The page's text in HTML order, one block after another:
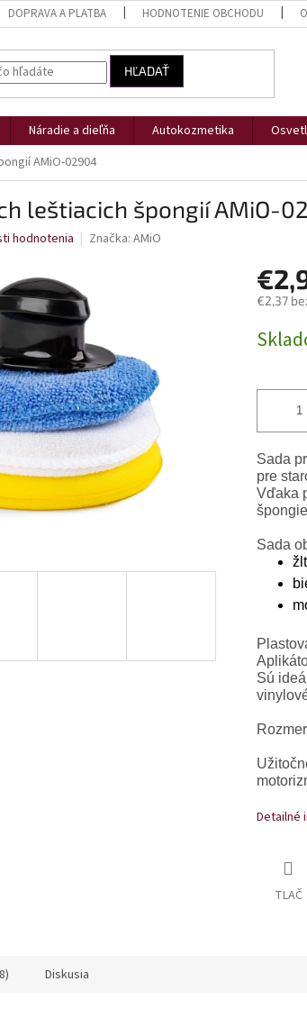
DOPRAVA A PLATBA HODNOTENIE OBCHODU
HĽADAŤ
Náradie a dieľňa Autokozmetika
AMiO-02904
leštiacich špongií AMiO-
hodnotenia Značka: AMiO
€2,37
cena:
Sada
pre
Vďaka
Sada
Sú
Detailné
TLAČ
Diskusia